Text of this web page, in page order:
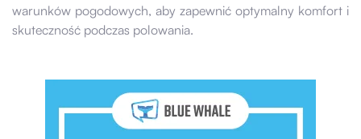
warunków pogodowych, aby zapewnić optymalny komfort i
skuteczność podczas polowania.